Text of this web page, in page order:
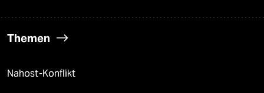
Themen
Nahost-Konflikt